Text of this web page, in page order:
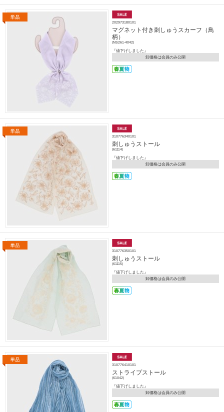
202973180101
マグネット付き刺しゅうスカーフ（鳥
柄）
(NS261-4042)
『値下げしました』
卸価格は会員のみ公開
310776340101
刺しゅうストール
(61114)
『値下げしました』
卸価格は会員のみ公開
310776350101
刺しゅうストール
(61115)
『値下げしました』
卸価格は会員のみ公開
310776410101
ストライプストール
(61042)
『値下げしました』
卸価格は会員のみ公開